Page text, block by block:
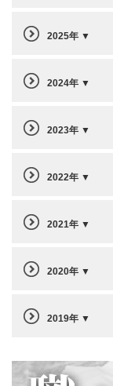
2025年
2024年
2023年
2022年
2021年
2020年
2019年